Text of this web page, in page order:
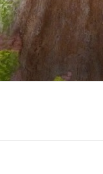
Zum
Inhalt
springen